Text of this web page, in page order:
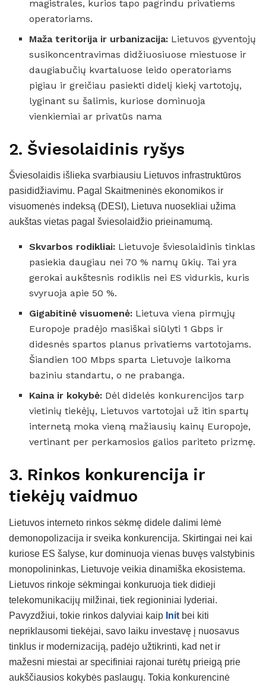
magistrales, kurios tapo pagrindu privatiems
operatoriams.
Maža teritorija ir urbanizacija: Lietuvos gyventojų
susikoncentravimas didžiuosiuose miestuose ir
daugiabučių kvartaluose leido operatoriams
pigiau ir greičiau pasiekti didelį kiekį vartotojų,
lyginant su šalimis, kuriose dominuoja
vienkiemiai ar privatūs nama
2. Šviesolaidinis ryšys
Šviesolaidis išlieka svarbiausiu Lietuvos infrastruktūros
pasididžiavimu. Pagal Skaitmeninės ekonomikos ir
visuomenės indeksą (DESI), Lietuva nuosekliai užima
aukštas vietas pagal šviesolaidžio prieinamumą.
Skvarbos rodikliai: Lietuvoje šviesolaidinis tinklas
pasiekia daugiau nei 70 % namų ūkių. Tai yra
gerokai aukštesnis rodiklis nei ES vidurkis, kuris
svyruoja apie 50 %.
Gigabitinė visuomenė: Lietuva viena pirmųjų
Europoje pradėjo masiškai siūlyti 1 Gbps ir
didesnės spartos planus privatiems vartotojams.
Šiandien 100 Mbps sparta Lietuvoje laikoma
baziniu standartu, o ne prabanga.
Kaina ir kokybė: Dėl didelės konkurencijos tarp
vietinių tiekėjų, Lietuvos vartotojai už itin spartų
internetą moka vieną mažiausių kainų Europoje,
vertinant per perkamosios galios pariteto prizmę.
3. Rinkos konkurencija ir
tiekėjų vaidmuo
Lietuvos interneto rinkos sėkmę didele dalimi lėmė
demonopolizacija ir sveika konkurencija. Skirtingai nei kai
kuriose ES šalyse, kur dominuoja vienas buvęs valstybinis
monopolininkas, Lietuvoje veikia dinamiška ekosistema.
Lietuvos rinkoje sėkmingai konkuruoja tiek didieji
telekomunikacijų milžinai, tiek regioniniai lyderiai.
Pavyzdžiui, tokie rinkos dalyviai kaip Init bei kiti
nepriklausomi tiekėjai, savo laiku investavę į nuosavus
tinklus ir modernizaciją, padėjo užtikrinti, kad net ir
mažesni miestai ar specifiniai rajonai turėtų prieigą prie
aukščiausios kokybės paslaugų. Tokia konkurencinė